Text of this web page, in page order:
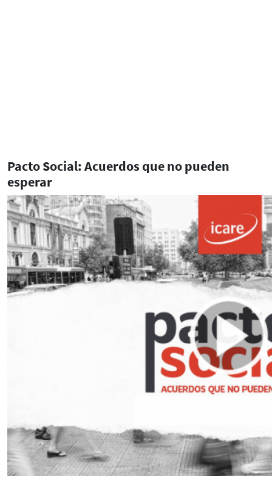
Pacto Social: Acuerdos que no pueden
esperar